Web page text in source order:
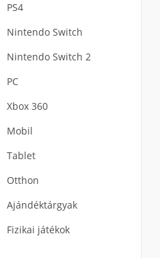
PS4
Nintendo Switch
Nintendo Switch 2
PC
Xbox 360
Mobil
Tablet
Otthon
Ajándéktárgyak
Fizikai játékok